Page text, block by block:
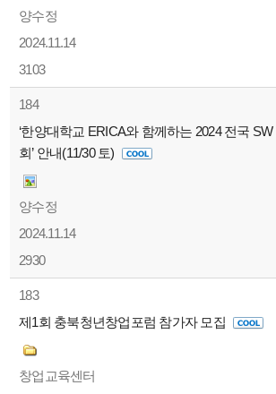
양수정
2024.11.14
3103
184
‘한양대학교 ERICA와 함께하는 2024 전국
회’ 안내(11/30 토)
양수정
2024.11.14
2930
183
제1회 충북청년창업포럼 참가자 모집
창업교육센터